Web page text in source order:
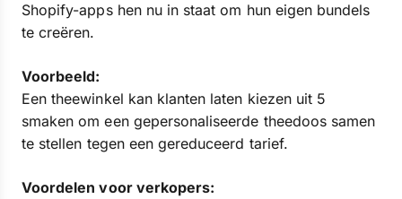
Shopify-apps hen nu in staat om hun eigen bundels
te creëren.
Voorbeeld:
Een theewinkel kan klanten laten kiezen uit 5
smaken om een gepersonaliseerde theedoos samen
te stellen tegen een gereduceerd tarief.
Voordelen voor verkopers: